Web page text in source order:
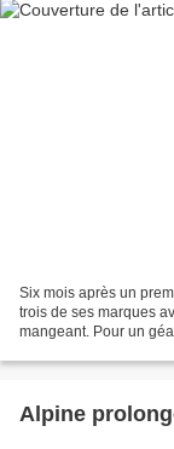
Six mois après un
trois de ses marques
mangeant. Pour un
Alpine